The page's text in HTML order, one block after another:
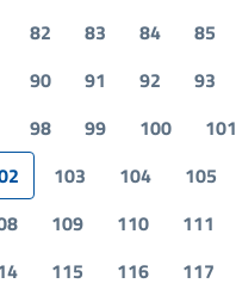
82 83 84 85
90 91 92 93
98 99 100
101
103 104 105
109 110 111
115 116 117